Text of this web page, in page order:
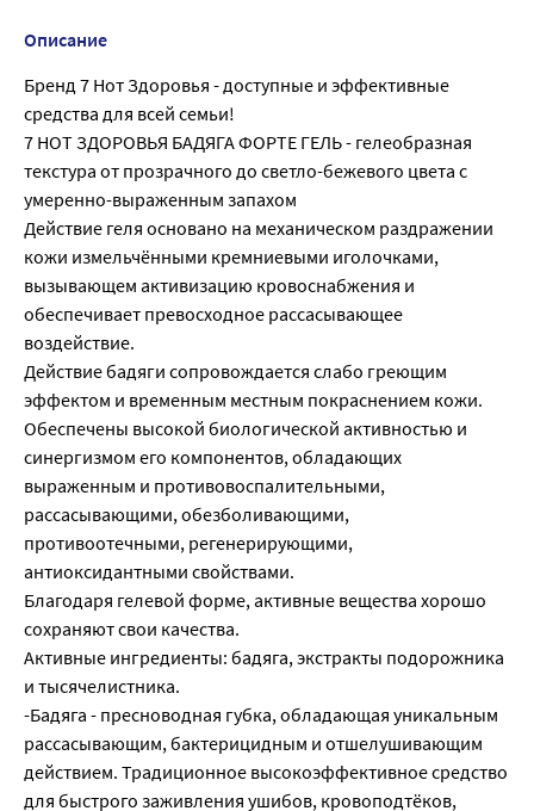
Описание
Бренд 7 Нот Здоровья - доступные и эффективные
средства для всей семьи!
7 НОТ ЗДОРОВЬЯ БАДЯГА ФОРТЕ ГЕЛЬ - гелеобразная
текстура от прозрачного до светло-бежевого цвета с
умеренно-выраженным запахом
Действие геля основано на механическом раздражении
кожи измельчёнными кремниевыми иголочками,
вызывающем активизацию кровоснабжения и
обеспечивает превосходное рассасывающее
воздействие.
Действие бадяги сопровождается слабо греющим
эффектом и временным местным покраснением кожи.
Обеспечены высокой биологической активностью и
синергизмом его компонентов, обладающих
выраженным и противовоспалительными,
рассасывающими, обезболивающими,
противоотечными, регенерирующими,
антиоксидантными свойствами.
Благодаря гелевой форме, активные вещества хорошо
сохраняют свои качества.
Активные ингредиенты: бадяга, экстракты подорожника
и тысячелистника.
-Бадяга - пресноводная губка, обладающая уникальным
рассасывающим, бактерицидным и отшелушивающим
действием. Традиционное высокоэффективное средство
для быстрого заживления ушибов, кровоподтёков,